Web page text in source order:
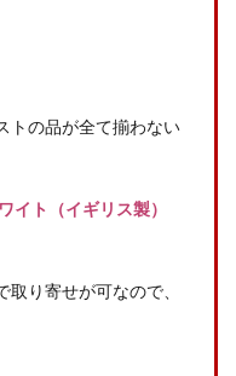
トの品が全て揃わない
イト（イギリス製）
り寄せが可なので、